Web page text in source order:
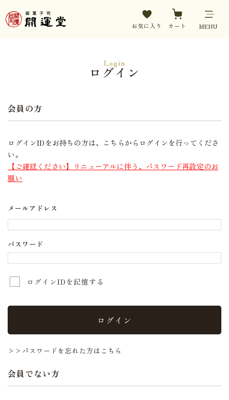
お気に入り カート MENU
Login
ログイン
会員の方
ログインIDをお持ちの方は、こちらからログインを行ってくださ
い。
【ご確認ください】リニューアルに伴う、パスワード再設定のお
願い
メールアドレス
パスワード
ログインIDを記憶する
ログイン
>>パスワードを忘れた方はこちら
会員でない方